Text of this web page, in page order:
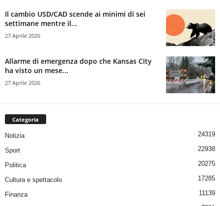
Il cambio USD/CAD scende ai minimi di sei
settimane mentre il...
27 Aprile 2026
Allarme di emergenza dopo che Kansas City
ha visto un mese...
27 Aprile 2026
Categoria
Notizia 24319
Sport 22938
Politica 20275
Cultura e spettacolo 17285
Finanza 11139